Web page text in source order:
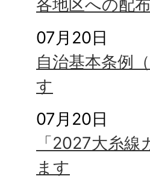
各地区への配
07月20日
自治基本条例
す
07月20日
「2027大糸
ます